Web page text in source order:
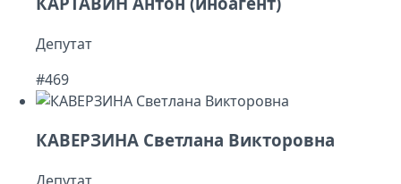
Депутат
#469
КАВЕРЗИНА Светлана Викторовна